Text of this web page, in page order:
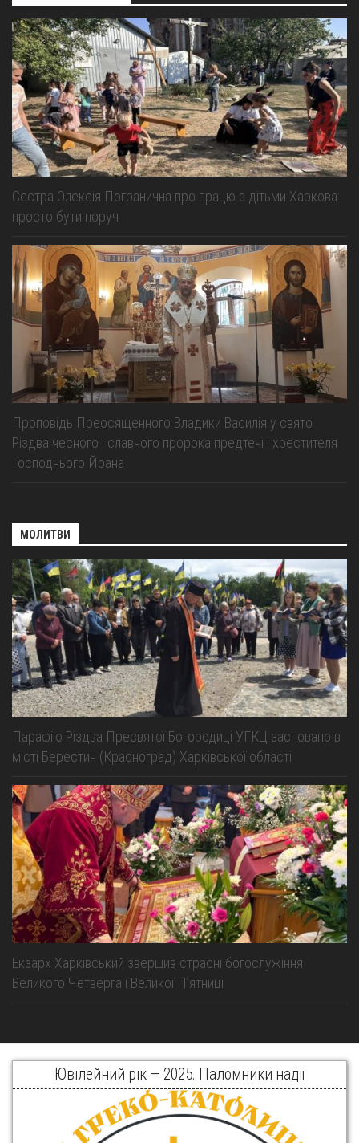
Сестра Олексія Погранична про працю з дітьми Харкова:
просто бути поруч
Проповідь Преосященного Владики Василія у свято
Різдва чесного і славного пророка предтечі і хрестителя
Господнього Йоана
МОЛИТВИ
Парафію Різдва Пресвятої Богородиці УГКЦ засновано в
місті Берестин (Красноград) Харківської області
Екзарх Харківський звершив страсні богослужіння
Великого Четверга і Великої Пʼятниці
Ювілейний рік — 2025. Паломники надії